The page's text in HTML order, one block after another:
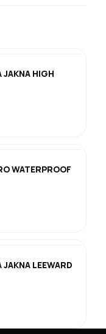
JAKNA HIGH
WATERPROOF
LEEWARD